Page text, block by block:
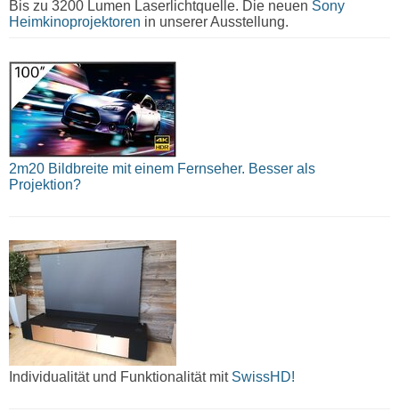
Bis zu 3200 Lumen Laserlichtquelle. Die neuen Sony
Heimkinoprojektoren in unserer Ausstellung.
2m20 Bildbreite mit einem Fernseher. Besser als
Projektion?
Individualität und Funktionalität mitSwissHD!